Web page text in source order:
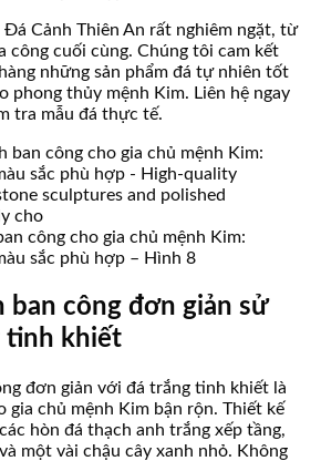
Cảnh Thiên An rất nghiêm ngặt, từ
công cuối cùng. Chúng tôi cam kết
những sản phẩm đá tự nhiên tốt
phong thủy mệnh Kim. Liên hệ ngay
tra mẫu đá thực tế.
công cho gia chủ mệnh Kim:
sắc phù hợp – Hình 8
ban công đơn giản sử
tinh khiết
đơn giản với đá trắng tinh khiết là
gia chủ mệnh Kim bận rộn. Thiết kế
hòn đá thạch anh trắng xếp tầng,
một vài chậu cây xanh nhỏ. Không